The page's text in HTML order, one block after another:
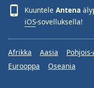
Size
Edge
Style
Kuuntele Antena
iOS-sovelluksella!
Afrikka Aasia
Eurooppa
Oseania